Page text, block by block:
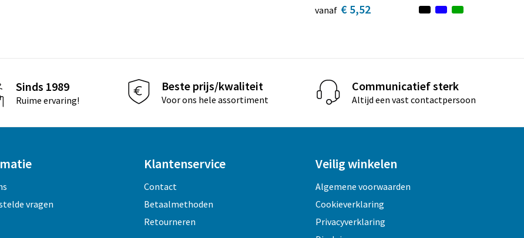
vanaf € 5,52
Sinds 1989
Ruime ervaring!
Beste prijs/kwaliteit
Voor ons hele assortiment
Communicatief sterk
Altijd een vast contactpersoon
vragen
Klantenservice
Contact
Betaalmethoden
Retourneren
Veilig winkelen
Algemene voorwaarden
Cookieverklaring
Privacyverklaring